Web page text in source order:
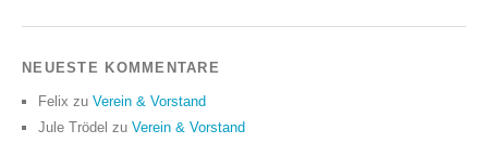
NEUESTE KOMMENTARE
Felix zu Verein & Vorstand
Jule Trödel zu Verein & Vorstand